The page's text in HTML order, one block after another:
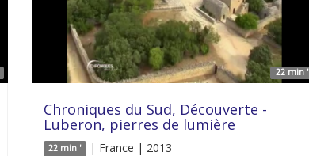
22 min '
Chroniques du Sud, Découverte -
Luberon, pierres de lumière
22 min ' | France | 2013